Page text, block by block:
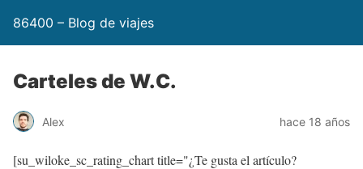
86400 – Blog de viajes
Carteles de W.C.
Alex hace 18 años
[su_wiloke_sc_rating_chart title="¿Te gusta el artículo?